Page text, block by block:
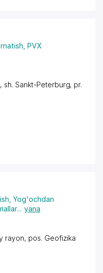
PVX
sh. Sankt-Peterburg, pr.
,Yog'ochdan
... yana
rayon, pos. Geofizika